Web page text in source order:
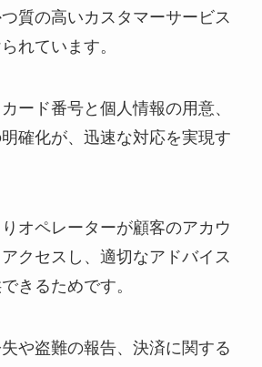
質の高いカスタマーサービス
れています。
ード番号と個人情報の用意、
確化が、迅速な対応を実現す
オペレーターが顧客のアカウ
クセスし、適切なアドバイス
きるためです。
や盗難の報告、決済に関する